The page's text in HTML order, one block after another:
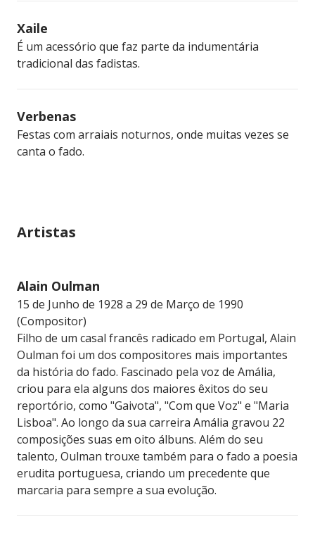
Xaile
É um acessório que faz parte da indumentária
tradicional das fadistas.
Verbenas
Festas com arraiais noturnos, onde muitas vezes se
canta o fado.
Artistas
Alain Oulman
15 de Junho de 1928 a 29 de Março de 1990
(Compositor)
Filho de um casal francês radicado em Portugal, Alain
Oulman foi um dos compositores mais importantes
da história do fado. Fascinado pela voz de Amália,
criou para ela alguns dos maiores êxitos do seu
reportório, como "Gaivota", "Com que Voz" e "Maria
Lisboa". Ao longo da sua carreira Amália gravou 22
composições suas em oito álbuns. Além do seu
talento, Oulman trouxe também para o fado a poesia
erudita portuguesa, criando um precedente que
marcaria para sempre a sua evolução.